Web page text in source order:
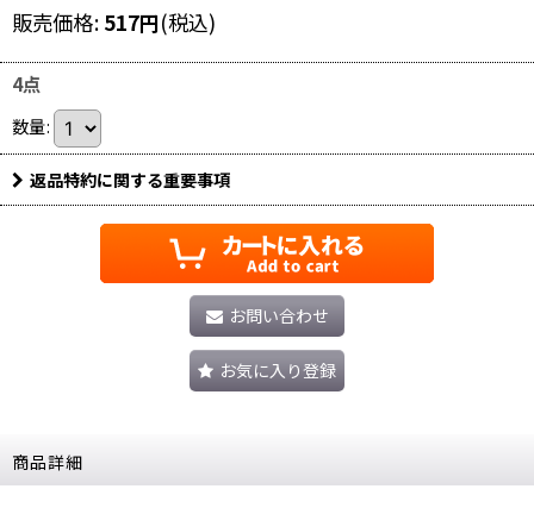
販売価格: 517円(税込)
4点
数量:
返品特約に関する重要事項
お問い合わせ
お気に入り登録
商品詳細